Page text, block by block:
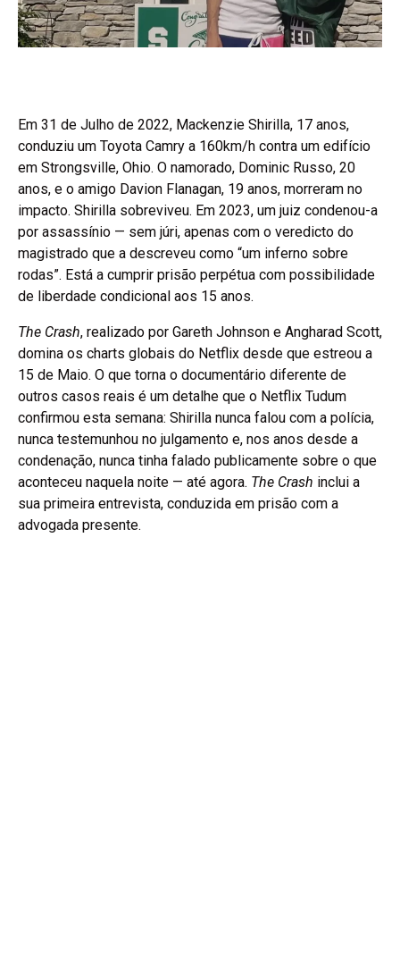
Em 31 de Julho de 2022, Mackenzie Shirilla, 17 anos,
conduziu um Toyota Camry a 160km/h contra um edifício
em Strongsville, Ohio. O namorado, Dominic Russo, 20
anos, e o amigo Davion Flanagan, 19 anos, morreram no
impacto. Shirilla sobreviveu. Em 2023, um juiz condenou-a
por assassínio — sem júri, apenas com o veredicto do
magistrado que a descreveu como “um inferno sobre
rodas”. Está a cumprir prisão perpétua com possibilidade
de liberdade condicional aos 15 anos.
The Crash, realizado por Gareth Johnson e Angharad Scott,
domina os charts globais do Netflix desde que estreou a
15 de Maio. O que torna o documentário diferente de
outros casos reais é um detalhe que o Netflix Tudum
confirmou esta semana: Shirilla nunca falou com a polícia,
nunca testemunhou no julgamento e, nos anos desde a
condenação, nunca tinha falado publicamente sobre o que
aconteceu naquela noite — até agora. The Crash inclui a
sua primeira entrevista, conduzida em prisão com a
advogada presente.